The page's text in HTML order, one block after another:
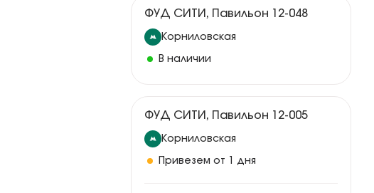
ФУД СИТИ, Павильон 12-048
Корниловская
В наличии
ФУД СИТИ, Павильон 12-005
Корниловская
Привезем от 1 дня